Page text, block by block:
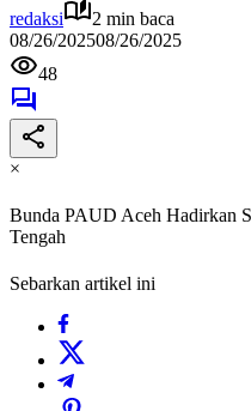
redaksi
2 min baca
08/26/202508/26/2025
48
×
Bunda PAUD Aceh Hadirkan
Tengah
Sebarkan artikel ini